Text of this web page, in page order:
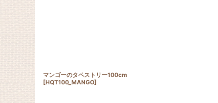
マンゴーのタペストリー100cm
[HQT100_MANGO]